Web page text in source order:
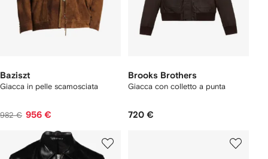
Baziszt
Giacca in pelle scamosciata
982 € 956 €
Brooks Brothers
Giacca con colletto a punta
720 €